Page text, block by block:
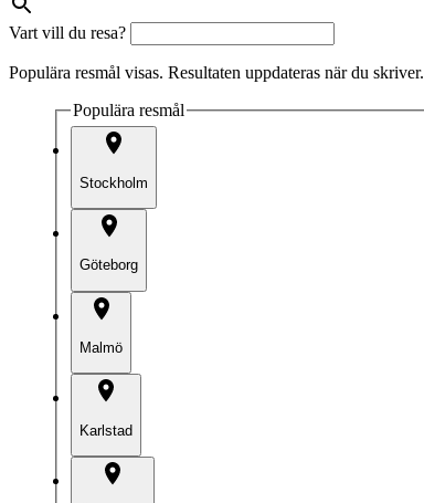
Vart vill du resa?
Populära resmål visas. Resultaten uppdateras när du skriver.
Populära resmål
Stockholm
Göteborg
Malmö
Karlstad